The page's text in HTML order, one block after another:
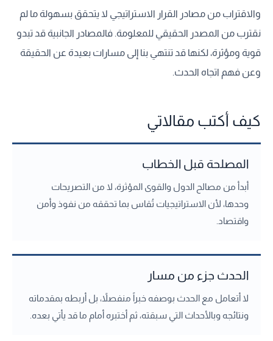
والاقتراب من مصادر القرار الاستراتيجي لا يتحقق بسهولة ما لم
نقترب من المصدر الحقيقي للمعلومة. فالمصادر الجانبية قد تبدو
قوية ومؤثرة، لكنها قد تنتهي بنا إلى مسارات بعيدة عن الحقيقة
وعن فهم اتجاه الحدث.
كيف أكتب مقالاتي
المصلحة قبل الخطاب
أبدأ من مصالح الدول والقوى المؤثرة، لا من التصريحات
وحدها، لأن الاستراتيجيات تُقاس بما تحققه من نفوذ وأمن
واقتصاد.
الحدث جزء من مسار
لا أتعامل مع الحدث بوصفه خبراً منفصلاً، بل أربطه بمقدماته
ونتائجه وبالأحداث التي سبقته، ثم أختبره أمام ما قد يأتي بعده.